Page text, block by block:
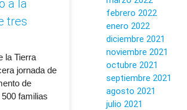
a la
tres
la Tierra
jornada de
de
familias
febrero 2022
enero 2022
diciembre 2021
noviembre 2021
octubre 2021
septiembre 2021
agosto 2021
julio 2021